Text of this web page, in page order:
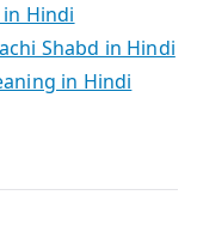
in Hindi
Shabd in Hindi
in Hindi